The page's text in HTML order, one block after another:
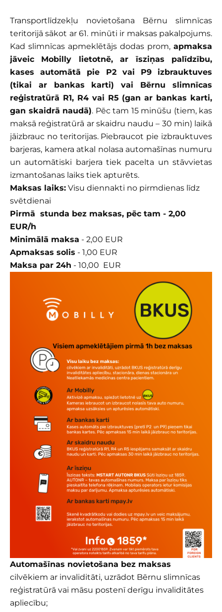
Transportlīdzekļu novietošana Bērnu slimnīcas
teritorijā sākot ar 61. minūti ir maksas pakalpojums.
Kad slimnīcas apmeklētājs dodas prom, apmaksa
jāveic Mobilly lietotnē, ar īsziņas palīdzību,
kases automātā pie P2 vai P9 izbrauktuves
(tikai ar bankas karti) vai Bērnu slimnīcas
reģistratūrā R1, R4 vai R5 (gan ar bankas karti,
gan skaidrā naudā). Pēc tam 15 minūšu (tiem, kas
maksā reģistratūrā ar skaidru naudu – 30 min) laikā
jāizbrauc no teritorijas. Piebraucot pie izbrauktuves
barjeras, kamera atkal nolasa automašīnas numuru
un automātiski barjera tiek pacelta un stāvvietas
izmantošanas laiks tiek apturēts.
Maksas laiks: Visu diennakti no pirmdienas līdz
svētdienai
Pirmā stunda bez maksas, pēc tam - 2,00
EUR/h
Minimālā maksa - 2,00 EUR
Apmaksas solis - 1,00 EUR
Maksa par 24h - 10,00 EUR
Automašīnas novietošana bez maksas
cilvēkiem ar invaliditāti, uzrādot Bērnu slimnīcas
reģistratūrā vai māsu postenī derīgu invaliditātes
apliecību;